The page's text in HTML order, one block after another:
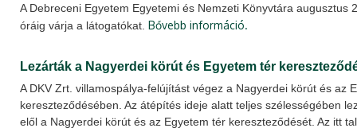
A Debreceni Egyetem Egyetemi és Nemzeti Könyvtára augusztus
óráig várja a látogatókat. Bővebb információ.
Lezárták a Nagyerdei körút és Egyetem tér
A DKV Zrt. villamospálya-felújítást végez a Nagyerdei körút és az
kereszteződésében. Az átépítés ideje alatt teljes szélességében
elől a Nagyerdei körút és az Egyetem tér kereszteződését. Az itt